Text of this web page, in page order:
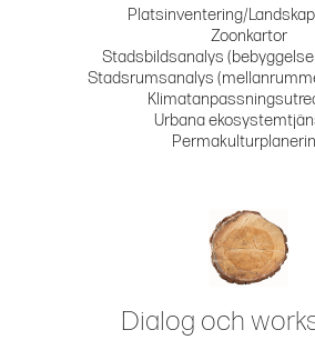
Platsinventering/
Zoonkartor
Stadsbildsanalys
Stadsrumsanalys
Urbana
Dialog och